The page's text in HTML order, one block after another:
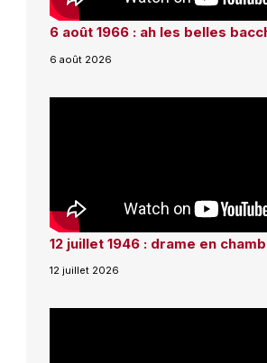
6 août 1966 : ah les belles
6 août 2026
12 juillet 1946 : drame en
12 juillet 2026